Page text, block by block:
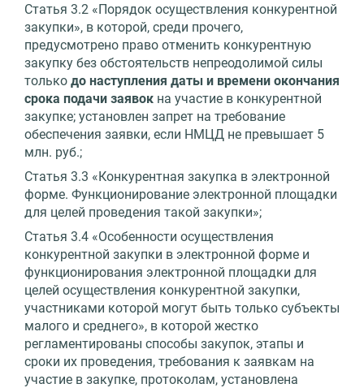
Статья 3.2 «Порядок осуществления конкурентной
закупки», в которой, среди прочего,
предусмотрено право отменить конкурентную
закупку без обстоятельств непреодолимой силы
только до наступления даты и времени окончания
срока подачи заявок на участие в конкурентной
закупке; установлен запрет на требование
обеспечения заявки, если НМЦД не превышает 5
млн. руб.;
Статья 3.3 «Конкурентная закупка в электронной
форме. Функционирование электронной площадки
для целей проведения такой закупки»;
Статья 3.4 «Особенности осуществления
конкурентной закупки в электронной форме и
функционирования электронной площадки для
целей осуществления конкурентной закупки,
участниками которой могут быть только субъекты
малого и среднего», в которой жестко
регламентированы способы закупок, этапы и
сроки их проведения, требования к заявкам на
участие в закупке, протоколам, установлена